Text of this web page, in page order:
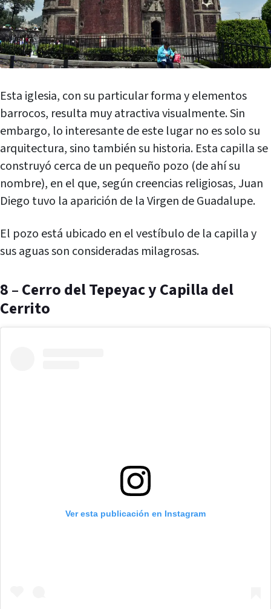
Esta iglesia, con su particular forma y elementos
barrocos, resulta muy atractiva visualmente. Sin
embargo, lo interesante de este lugar no es solo su
arquitectura, sino también su historia. Esta capilla se
construyó cerca de un pequeño pozo (de ahí su
nombre), en el que, según creencias religiosas, Juan
Diego tuvo la aparición de la Virgen de Guadalupe.
El pozo está ubicado en el vestíbulo de la capilla y
sus aguas son consideradas milagrosas.
8 – Cerro del Tepeyac y Capilla del
Cerrito
Ver esta publicación en Instagram